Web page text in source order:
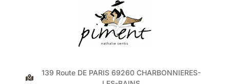
139 Route DE PARIS 69260 CHARBONNIERES-